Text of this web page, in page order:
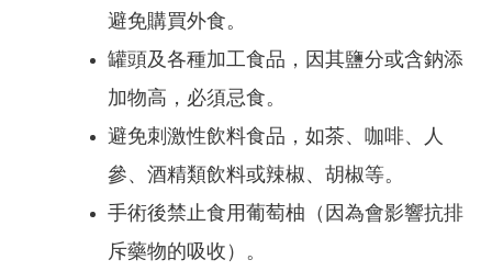
避免購買外食。
罐頭及各種加工食品，因其鹽分或含鈉添
加物高，必須忌食。
避免刺激性飲料食品，如茶、咖啡、人
參、酒精類飲料或辣椒、胡椒等。
手術後禁止食用葡萄柚（因為會影響抗排
斥藥物的吸收）。